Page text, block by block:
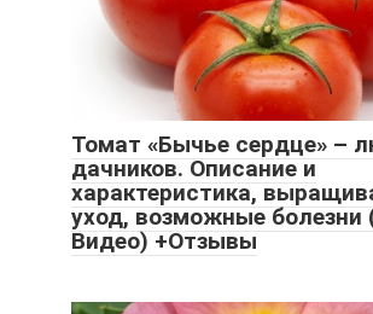
Томат «Бычье сердце» –
дачников. Описание и
характеристика,
уход, возможные болезни
Видео) +Отзывы